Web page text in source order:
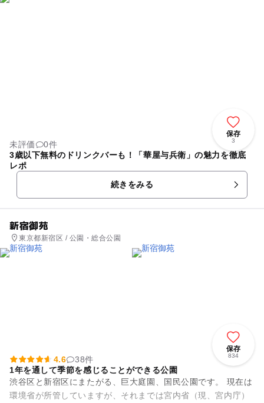
保存
3
未評価
0件
3歳以下無料のドリンクバーも！「華屋与兵衛」の魅力を徹底
レポ
続きをみる
新宿御苑
東京都新宿区 / 公園・総合公園
保存
834
4.6
38件
1年を通して季節を感じることができる公園
渋谷区と新宿区にまたがる、巨大庭園、国民公園です。 現在は
環境省が所管していますが、それまでは宮内省（現、宮内庁）